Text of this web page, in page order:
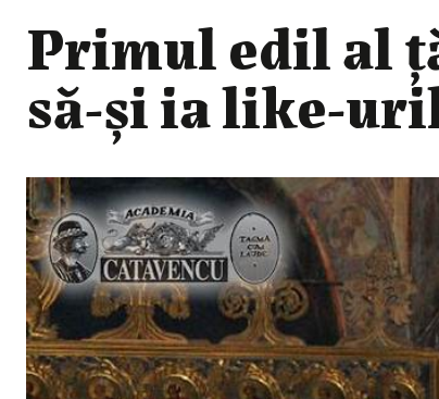
Primul edil al
să-și ia like-